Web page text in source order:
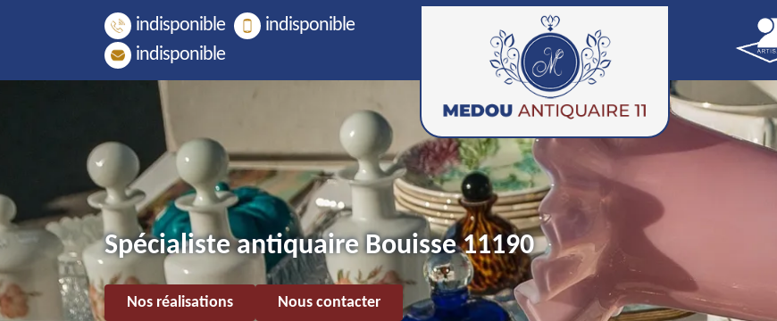
indisponible
indisponible
indisponible
Spécialiste antiquaire Bouisse 11190
Nos réalisations Nous contacter